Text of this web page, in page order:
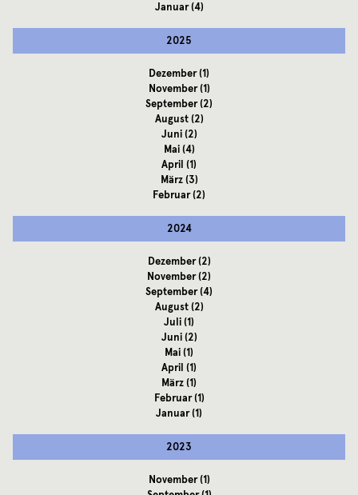
Januar(4)
2025
Dezember(1)
November(1)
September(2)
August(2)
Juni(2)
Mai(4)
April (1)
März(3)
Februar(2)
2024
Dezember(2)
November(2)
September(4)
August(2)
Juli(1)
Juni(2)
Mai(1)
April (1)
März(1)
Februar(1)
Januar(1)
2023
November(1)